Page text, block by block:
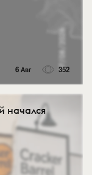
6 Авг 352
начался